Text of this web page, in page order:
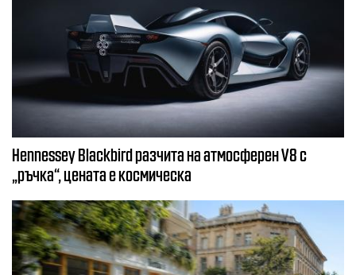
Hennessey Blackbird разчита на атмосферен V8 с
„ръчка“, цената е космическа